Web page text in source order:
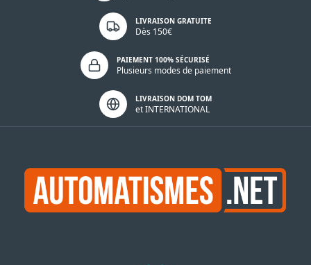
LIVRAISON GRATUITE
Dès 150€
PAIEMENT 100% SÉCURISÉ
Plusieurs modes de paiement
LIVRAISON DOM TOM
et INTERNATIONAL